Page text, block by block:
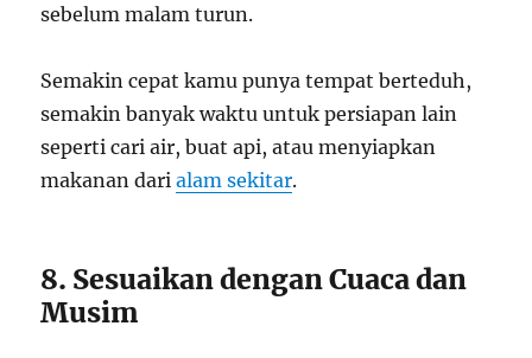
sebelum malam turun.
Semakin cepat kamu punya tempat berteduh,
semakin banyak waktu untuk persiapan lain
seperti cari air, buat api, atau menyiapkan
makanan darialam sekitar.
8. Sesuaikan dengan Cuaca dan
Musim